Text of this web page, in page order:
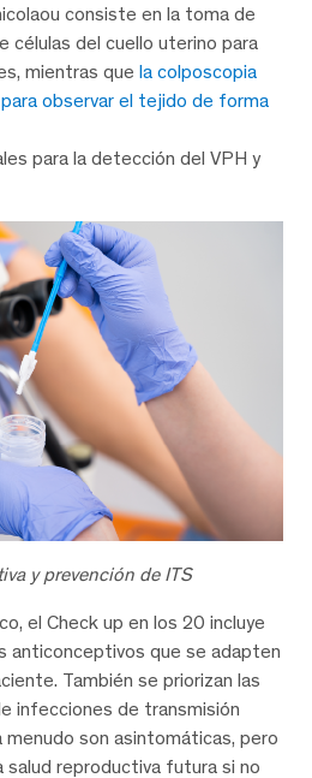
consiste en la toma de
células del cuello uterino para
mientras que la colposcopia
observar el tejido de forma
para la detección del VPH y
y prevención de ITS
el Check up en los 20 incluye
anticonceptivos que se adapten
También se priorizan las
infecciones de transmisión
menudo son asintomáticas, pero
reproductiva futura si no